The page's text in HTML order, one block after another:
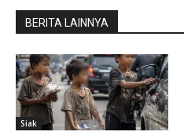
BERITA LAINNYA
Siak